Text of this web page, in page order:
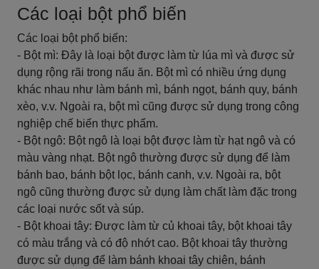
Các loại bột phổ biến
Các loại bột phổ biến:
- Bột mì: Đây là loại bột được làm từ lúa mì và được sử
dụng rộng rãi trong nấu ăn. Bột mì có nhiều ứng dụng
khác nhau như làm bánh mì, bánh ngọt, bánh quy, bánh
xèo, v.v. Ngoài ra, bột mì cũng được sử dụng trong công
nghiệp chế biến thực phẩm.
- Bột ngô: Bột ngô là loại bột được làm từ hạt ngô và có
màu vàng nhạt. Bột ngô thường được sử dụng để làm
bánh bao, bánh bột lọc, bánh canh, v.v. Ngoài ra, bột
ngô cũng thường được sử dụng làm chất làm đặc trong
các loại nước sốt và súp.
- Bột khoai tây: Được làm từ củ khoai tây, bột khoai tây
có màu trắng và có độ nhớt cao. Bột khoai tây thường
được sử dụng để làm bánh khoai tây chiên, bánh